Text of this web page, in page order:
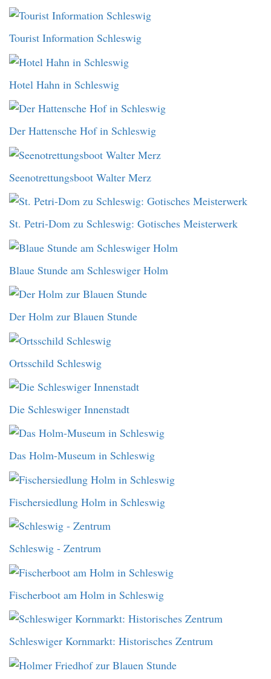
Tourist Information Schleswig
Hotel Hahn in Schleswig
Der Hattensche Hof in Schleswig
Seenotrettungsboot Walter Merz
St. Petri-Dom zu Schleswig: Gotisches Meisterwerk
Blaue Stunde am Schleswiger Holm
Der Holm zur Blauen Stunde
Ortsschild Schleswig
Die Schleswiger Innenstadt
Das Holm-Museum in Schleswig
Fischersiedlung Holm in Schleswig
Schleswig - Zentrum
Fischerboot am Holm in Schleswig
Schleswiger Kornmarkt: Historisches Zentrum